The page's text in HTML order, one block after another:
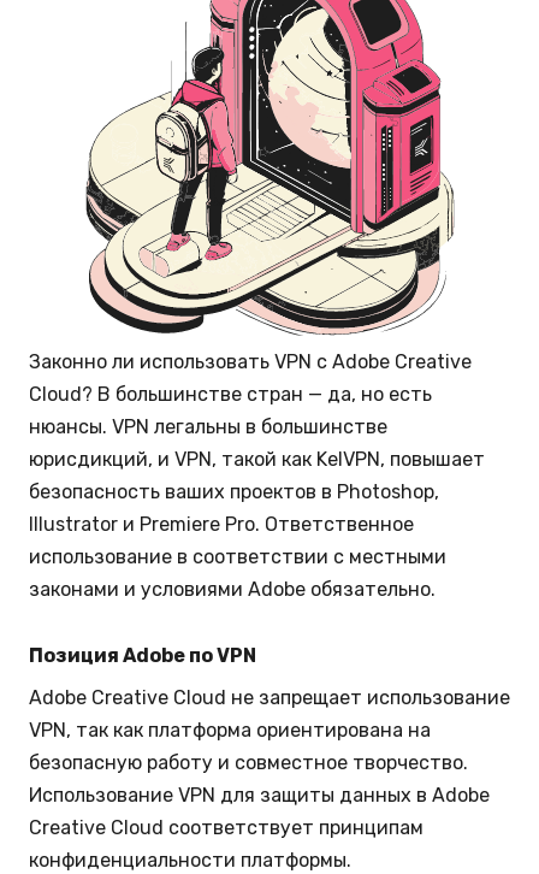
Законно ли использовать VPN с Adobe Creative
Cloud? В большинстве стран — да, но есть
нюансы. VPN легальны в большинстве
юрисдикций, и VPN, такой как KelVPN, повышает
безопасность ваших проектов в Photoshop,
Illustrator и Premiere Pro. Ответственное
использование в соответствии с местными
законами и условиями Adobe обязательно.
Позиция Adobe по VPN
Adobe Creative Cloud не запрещает использование
VPN, так как платформа ориентирована на
безопасную работу и совместное творчество.
Использование VPN для защиты данных в Adobe
Creative Cloud соответствует принципам
конфиденциальности платформы.